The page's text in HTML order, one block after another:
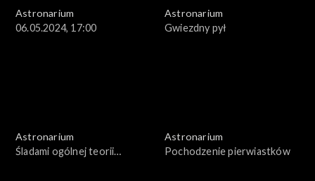
Astronarium
06.05.2024, 17:00
Astronarium
Gwiezdny pył
Astronarium
Śladami ogólnej teorii
Astronarium
Pochodzenie pierwiastków